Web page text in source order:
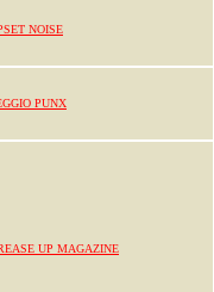
NOISE
PUNX
UP MAGAZINE